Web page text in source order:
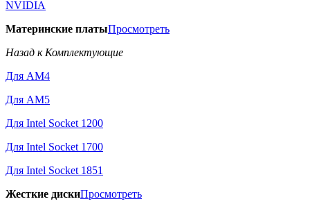
NVIDIA
Материнские платыПросмотреть
Назад к Комплектующие
Для AM4
Для AM5
Для Intel Socket 1200
Для Intel Socket 1700
Для Intel Socket 1851
Жесткие дискиПросмотреть